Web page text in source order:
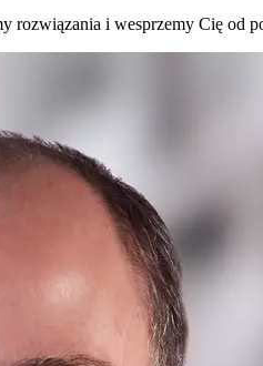
i wesprzemy Cię od